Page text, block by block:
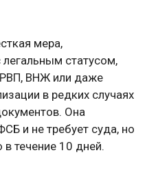
мера,
статусом,
РВП, ВНЖ или даже
в редких случаях
Она
и не требует суда, но
течение 10 дней.